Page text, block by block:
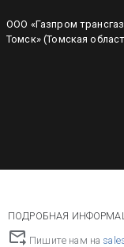
ООО «Газпром трансгаз
Томск» (Томская
ПОДРОБНАЯ
Пишите нам на